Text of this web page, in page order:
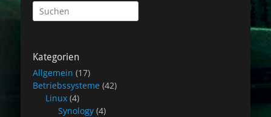
Suchen
nach:
Kategorien
Allgemein (17)
Betriebssysteme (42)
Linux (4)
Synology (4)